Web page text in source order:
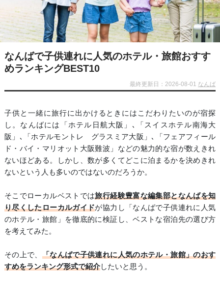
なんばで子供連れに人気のホテル・旅館おすす
めランキングBEST10
最終更新日：2026-08-01 なんば
子供と一緒に旅行に出かけるときにはこだわりたいのが宿探
し。なんばには「ホテル日航大阪」､「スイスホテル南海大
阪」､「ホテルモントレ グラスミア大阪」､「フェアフィール
ド・バイ・マリオット大阪難波」などの魅力的な宿が数えきれ
ないほどある。しかし、数が多くてどこに泊まるかを決めきれ
ないという人も多いのではないのだろうか。
そこでローカルベストでは旅行経験豊富な編集部となんばを知
り尽くしたローカルガイドが協力し「なんばで子供連れに人気
のホテル・旅館」を徹底的に検証し、ベストな宿泊先の選び方
を考えてみた。
その上で、 「なんばで子供連れに人気のホテル・旅館」のおす
すめをランキング形式で紹介したいと思う。